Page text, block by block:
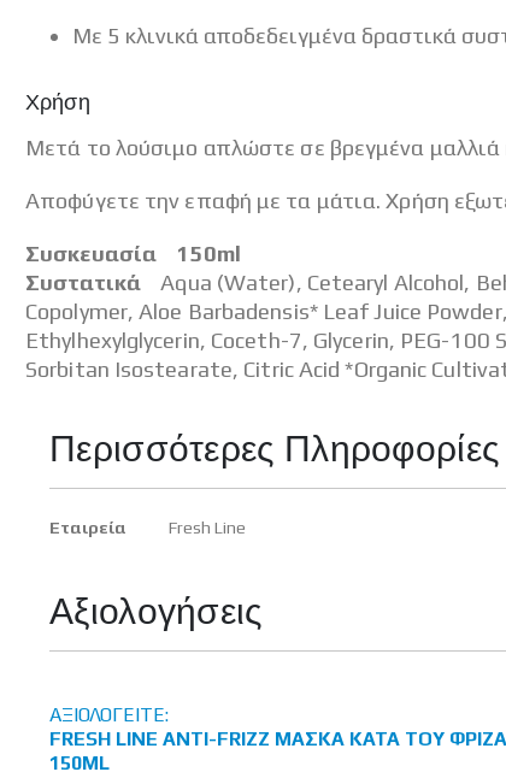
Με 5 κλινικά αποδεδειγμένα δραστικά
Χρήση
Μετά το λούσιμο απλώστε σε βρεγμένα
Αποφύγετε την επαφή με τα μάτια. Χρήση
Συσκευασία 150ml
ΣυστατικάAqua (Water), Cetearyl Alcohol,
Copolymer, Aloe Barbadensis* Leaf Juice
Ethylhexylglycerin, Coceth-7, Glycerin, PEG-
Sorbitan Isostearate, Citric Acid *Organic
Περισσότερες Πληροφορίες
Περισσότερες
Εταιρεία Fresh Line
Αξιολογήσεις
ΑΞΙΟΛΟΓΕΊΤΕ:
FRESH LINE ANTI-FRIZZ ΜΆΣΚΑ ΚΑΤΆ ΤΟΥ
150ML